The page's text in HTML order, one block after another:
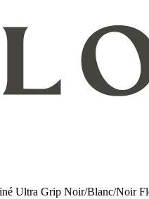
Ultra Grip Noir/Blanc/Noir